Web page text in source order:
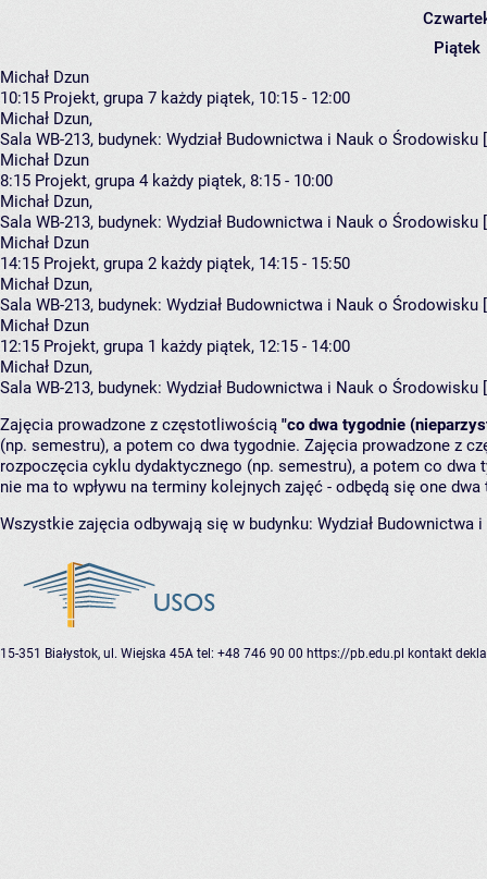
Piątek
Michał Dzun
10:15 Projekt, grupa 7 każdy piątek, 10:15 - 12:00
Michał Dzun,
Sala WB-213, budynek: Wydział Budownictwa i Nauk o Środowisku
Michał Dzun
8:15 Projekt, grupa 4 każdy piątek, 8:15 - 10:00
Michał Dzun,
Sala WB-213, budynek: Wydział Budownictwa i Nauk o Środowisku
Michał Dzun
14:15 Projekt, grupa 2 każdy piątek, 14:15 - 15:50
Michał Dzun,
Sala WB-213, budynek: Wydział Budownictwa i Nauk o Środowisku
Michał Dzun
12:15 Projekt, grupa 1 każdy piątek, 12:15 - 14:00
Michał Dzun,
Sala WB-213, budynek: Wydział Budownictwa i Nauk o Środowisku
Zajęcia prowadzone z częstotliwością "co dwa tygodnie
(np. semestru), a potem co dwa tygodnie. Zajęcia prowadzone z
rozpoczęcia cyklu dydaktycznego (np. semestru), a potem co
nie ma to wpływu na terminy kolejnych zajęć - odbędą się one
Wszystkie zajęcia odbywają się w budynku: Wydział Budownictwa
15-351 Białystok, ul. Wiejska 45A tel: +48 746 90 00 https://pb.edu.pl kontakt